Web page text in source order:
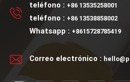
teléfono : +86 13535258001
teléfono : +86 13538858002
Whatsapp : +8615728785419
Correo electrónico :